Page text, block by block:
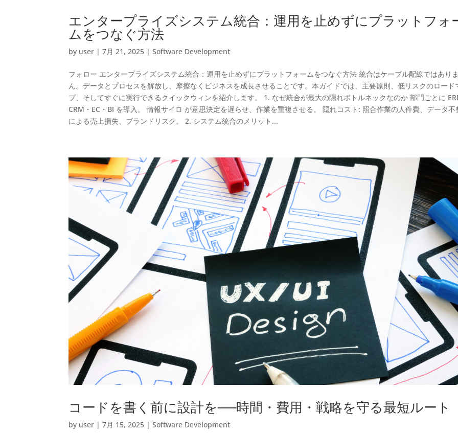
エンタープライズシステム統合：運用を止めずにプラットフォ
ムをつなぐ方法
by user |7月 21, 2025 |Software Development
フォロー エンタープライズシステム統合：運用を止めずにプラットフォームをつなぐ方法 統合はケーブル配線ではあり
ん。データとプロセスを解放し、摩擦なくビジネスを成長させることです。本ガイドでは、主要原則、低リスクのロード
プ、そしてすぐに実行できるクイックウィンを紹介します。 1. なぜ統合が最大の隠れボトルネックなのか 部門ごとに
CRM・EC・BI を導入。 情報サイロ が意思決定を遅らせ、作業を重複させる。 隠れコスト: 照合作業の人件費、データ不
による売上損失、ブランドリスク。 2. システム統合のメリット...
コードを書く前に設計を──時間・費用・戦略を守る最短ルート
by user |7月 15, 2025 |Software Development